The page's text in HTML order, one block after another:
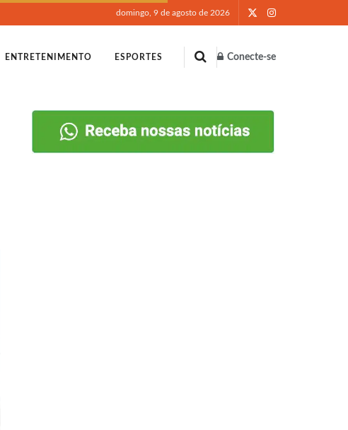
domingo, 9 de agosto de 2026
ENTRETENIMENTO ESPORTES Conecte-se